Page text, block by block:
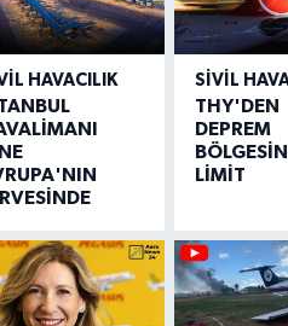
HAVACILIK SIVIL
THY'DEN
DEPREM
LİMİT